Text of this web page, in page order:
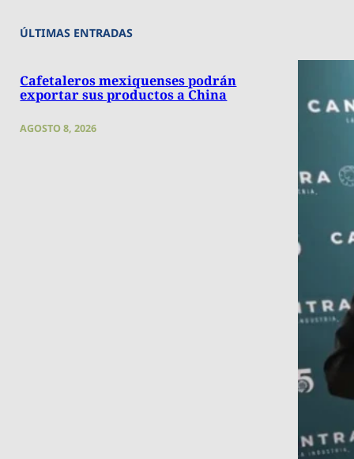
ÚLTIMAS ENTRADAS
Cafetaleros mexiquenses podrán
exportar sus productos a China
AGOSTO 8, 2026